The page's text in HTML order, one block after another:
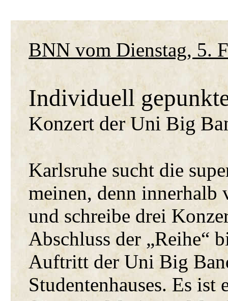
BNN vom Dienstag, 5.
Individuell
Konzert der Uni Big
Karlsruhe sucht die
meinen, denn innerhalb
und schreibe drei
Abschluss der „Reihe“
Auftritt der Uni Big
Studentenhauses. Es